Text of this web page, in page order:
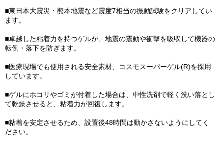
■東日本大震災・熊本地震など震度7相当の振動試験をクリアしてい
ます。
■卓越した粘着力を持つゲルが、地震の震動や衝撃を吸収して機器の
転倒・落下を防ぎます。
■医療現場でも使用される安全素材、コスモスーパーゲル(R)を採用
しています。
■ゲルにホコリやゴミが付着した場合は、中性洗剤で軽く洗い落とし
て乾燥させると、粘着力が回復します。
■粘着を安定させるため、設置後48時間は動かさないようにしてく
ださい。